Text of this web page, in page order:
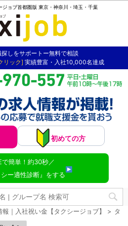
ジョブ首都圏版 東京・神奈川・埼玉・千葉
しをサポートー無料で相談
リック] 実績豊富・入社10,000名達成
初めての方
で簡単！約30秒／
ー適性診断』をする
｜入社祝い金【タクシージョブ】 > タ